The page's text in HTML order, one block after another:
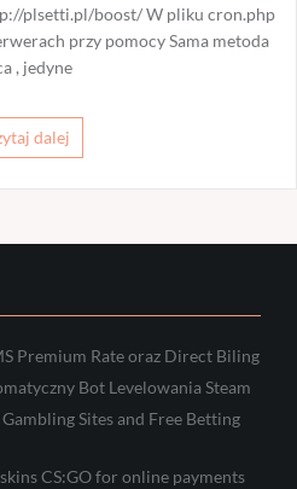
plsetti.pl/boost/ W pliku cron.php
przy pomocy Sama metoda
, jedyne
dalej
Premium Rate oraz Direct Biling
Bot Levelowania Steam
Sites and Free Betting
CS:GO for online payments